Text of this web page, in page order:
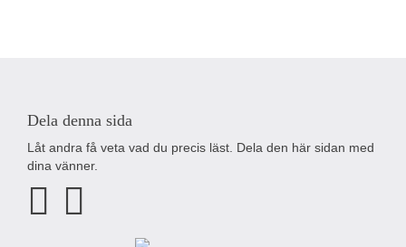
Dela denna sida
Låt andra få veta vad du precis läst. Dela den här sidan med
dina vänner.